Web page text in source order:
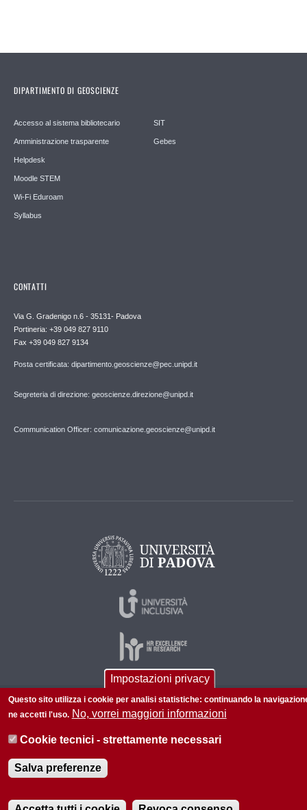
DIPARTIMENTO DI GEOSCIENZE
Accesso al sistema bibliotecario
Amministrazione trasparente
Helpdesk
Moodle STEM
Wi-Fi Eduroam
Syllabus
SIT
Gebes
CONTATTI
Via G. Gradenigo n.6 - 35131- Padova
Portineria: +39 049 827 9110
Fax +39 049 827 9134
Posta certificata: dipartimento.geoscienze@pec.unipd.it
Segreteria di direzione: geoscienze.direzione@unipd.it
Communication Officer: comunicazione.geoscienze@unipd.it
Impostazioni privacy
Questo sito utilizza i cookie per analisi statistiche: continuando la
ne accetti l'uso. No, vorrei maggiori informazioni
Cookie tecnici - strettamente necessari
Salva preferenze